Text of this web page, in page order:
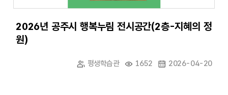
2026년 공주시 행복누림 전시공간(2층-지혜의 정
원)
평생학습관 1652 2026-04-20